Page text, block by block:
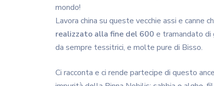
mondo!
Lavora china su queste vecchie assi e canne
realizzato alla fine del 600 e tramandato di
da sempre tessitrici, e molte pure di Bisso.
Ci racconta e ci rende partecipe di questo